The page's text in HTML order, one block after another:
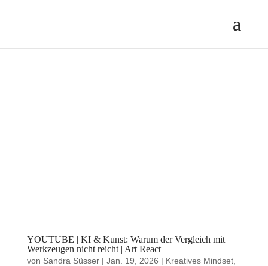
YOUTUBE | KI & Kunst: Warum der Vergleich mit
Werkzeugen nicht reicht | Art React
von Sandra Süsser| Jan. 19, 2026 | Kreatives Mindset,